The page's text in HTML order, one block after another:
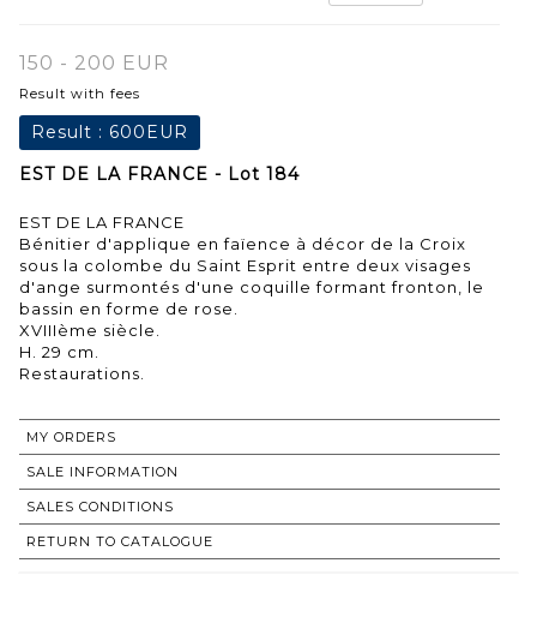
150 - 200 EUR
Result with fees
Result : 600EUR
EST DE LA FRANCE - Lot 184
EST DE LA FRANCE
Bénitier d'applique en faïence à décor de la Croix
sous la colombe du Saint Esprit entre deux visages
d'ange surmontés d'une coquille formant fronton, le
bassin en forme de rose.
XVIIIème siècle.
H. 29 cm.
MY ORDERS
SALE INFORMATION
SALES CONDITIONS
RETURN TO CATALOGUE